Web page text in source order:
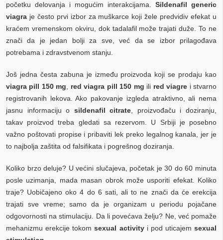
početku delovanja i mogućim interakcijama. Sildenafil generic
viagra je često prvi izbor za muškarce koji žele predvidiv efekat u
kraćem vremenskom okviru, dok tadalafil može trajati duže. To ne
znači da je jedan bolji za sve, već da se izbor prilagođava
potrebama i zdravstvenom stanju.
Još jedna česta zabuna je između proizvoda koji se prodaju kao
viagra pill 150 mg
red viagra pill 150 mg ili red viagre i stvarno
registrovanih lekova. Ako pakovanje izgleda atraktivno, ali nema
jasnu informaciju o sildenafil citrate , proizvođaču i doziranju,
takav proizvod treba gledati sa rezervom. U Srbiji je posebno
važno poštovati propise i pribaviti lek preko legalnog kanala, jer je
to najbolja zaštita od falsifikata i pogrešnog doziranja.
Koliko brzo deluje? U većini slučajeva, početak je 30 do 60 minuta
posle uzimanja, mada masan obrok može usporiti efekat. Koliko
traje? Uobičajeno oko 4 do 6 sati, ali to ne znači da će erekcija
trajati sve vreme; samo da je organizam u periodu pojačane
odgovornosti na stimulaciju. Da li povećava želju? Ne, već pomaže
mehanizmu erekcije tokomsexual activityi pod uticajem sexual